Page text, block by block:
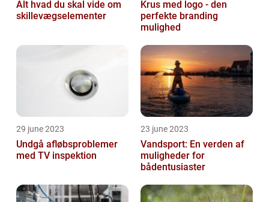
Alt hvad du skal vide om
skillevægselementer
Krus med logo - den
perfekte branding
mulighed
29 june 2023
Undgå afløbsproblemer
med TV inspektion
23 june 2023
Vandsport: En verden af
muligheder for
bådentusiaster